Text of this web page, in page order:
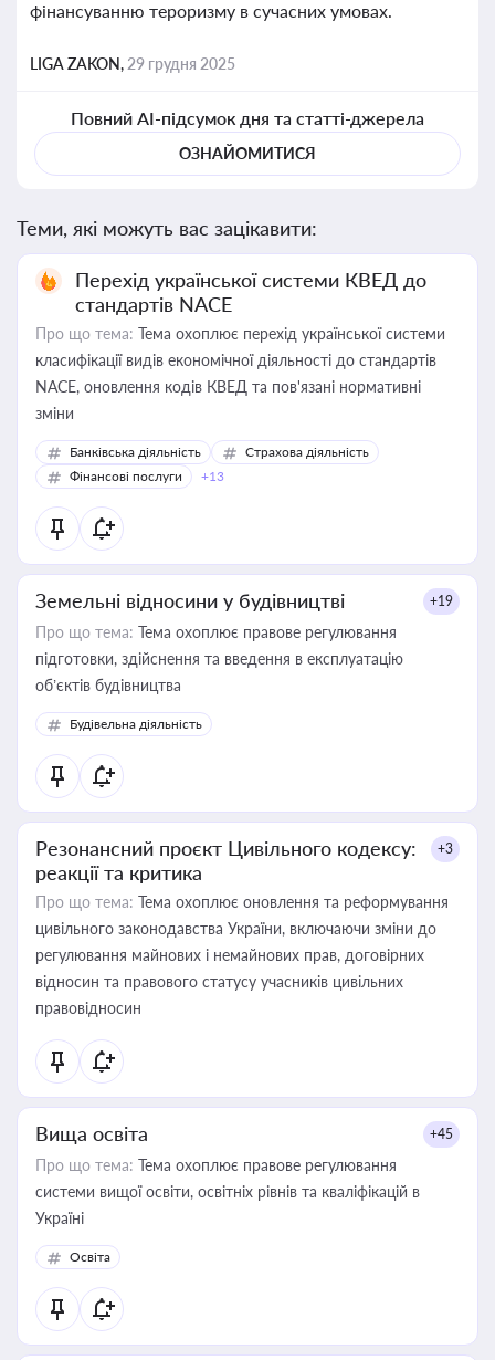
фінансуванню тероризму в сучасних умовах.
LIGA ZAKON, 29 грудня 2025
Повний AI-підсумок дня та статті-джерела
ОЗНАЙОМИТИСЯ
Теми, які можуть вас зацікавити:
Перехід української системи КВЕД до
стандартів NACE
Про що тема: Тема охоплює перехід української системи
класифікації видів економічної діяльності до стандартів
NACE, оновлення кодів КВЕД та пов'язані нормативні
зміни
Банківська діяльність
Страхова діяльність
Фінансові послуги
+13
Земельні відносини у будівництві +19
Про що тема: Тема охоплює правове регулювання
підготовки, здійснення та введення в експлуатацію
об’єктів будівництва
Будівельна діяльність
Резонансний проєкт Цивільного кодексу:
реакції та критика
+3
Про що тема: Тема охоплює оновлення та реформування
цивільного законодавства України, включаючи зміни до
регулювання майнових і немайнових прав, договірних
відносин та правового статусу учасників цивільних
правовідносин
Вища освіта +45
Про що тема: Тема охоплює правове регулювання
системи вищої освіти, освітніх рівнів та кваліфікацій в
Україні
Освіта